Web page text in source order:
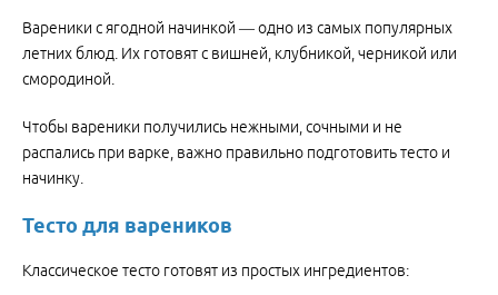
Вареники с ягодной начинкой — одно из самых популярных
летних блюд. Их готовят с вишней, клубникой, черникой или
смородиной.
Чтобы вареники получились нежными, сочными и не
распались при варке, важно правильно подготовить тесто и
начинку.
Тесто для вареников
Классическое тесто готовят из простых ингредиентов: